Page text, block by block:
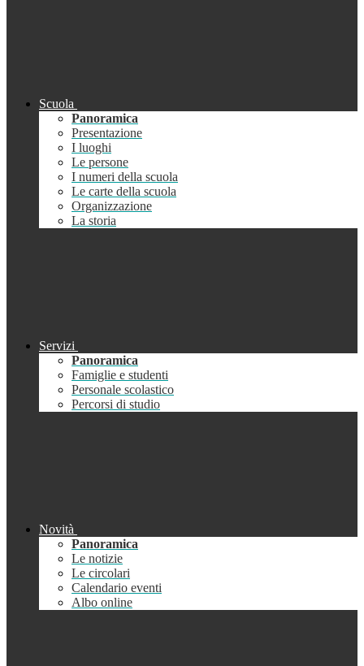
Scuola
Panoramica
Presentazione
I luoghi
Le persone
I numeri della scuola
Le carte della scuola
Organizzazione
La storia
Servizi
Panoramica
Famiglie e studenti
Personale scolastico
Percorsi di studio
Novità
Panoramica
Le notizie
Le circolari
Calendario eventi
Albo online